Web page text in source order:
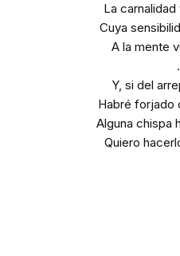
La
Cuya
A la mente
.
Y, si del
Habré forjado
Alguna chispa
Quiero